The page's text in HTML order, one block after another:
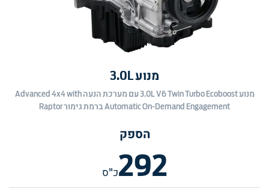
מנוע 3.0L
מנוע 3.0L V6 Twin Turbo Ecoboost עם מערכת הנעה Advanced 4x4 with
Automatic On-Demand Engagement ברמת גימור Raptor
הספק
292כ"ס